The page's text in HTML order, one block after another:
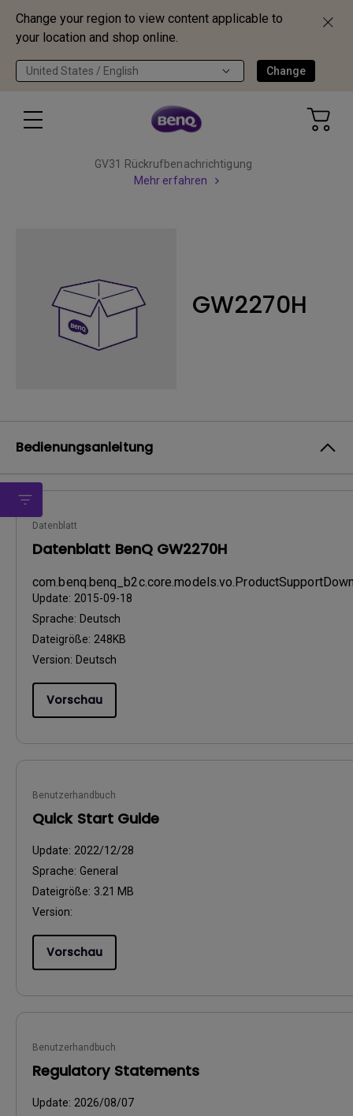
Change your region to view content applicable to
your location and shop online.
United States / English Change
GV31 Rückrufbenachrichtigung
Mehr erfahren
GW2270H
Bedienungsanleitung
Datenblatt
Datenblatt BenQ GW2270H
Update: 2015-09-18
Sprache: Deutsch
Dateigröße: 248KB
Version: Deutsch
Vorschau
Benutzerhandbuch
Quick Start Guide
Update: 2022/12/28
Sprache: General
Dateigröße: 3.21 MB
Version:
Vorschau
Benutzerhandbuch
Regulatory Statements
Update: 2026/08/07